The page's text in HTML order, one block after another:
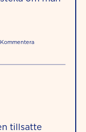
Kommentera
tillsatte